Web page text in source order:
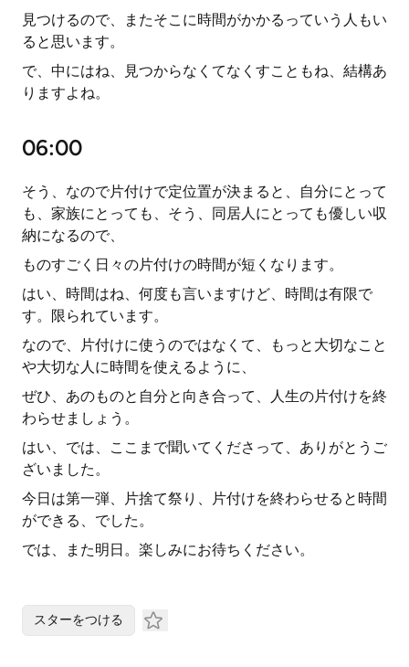
見つけるので、またそこに時間がかかるっていう人もい
ると思います。
で、中にはね、見つからなくてなくすこともね、結構あ
りますよね。
06:00
そう、なので片付けで定位置が決まると、自分にとって
も、家族にとっても、そう、同居人にとっても優しい収
納になるので、
ものすごく日々の片付けの時間が短くなります。
はい、時間はね、何度も言いますけど、時間は有限で
す。限られています。
なので、片付けに使うのではなくて、もっと大切なこと
や大切な人に時間を使えるように、
ぜひ、あのものと自分と向き合って、人生の片付けを終
わらせましょう。
はい、では、ここまで聞いてくださって、ありがとうご
ざいました。
今日は第一弾、片捨て祭り、片付けを終わらせると時間
ができる、でした。
では、また明日。楽しみにお待ちください。
スターをつける